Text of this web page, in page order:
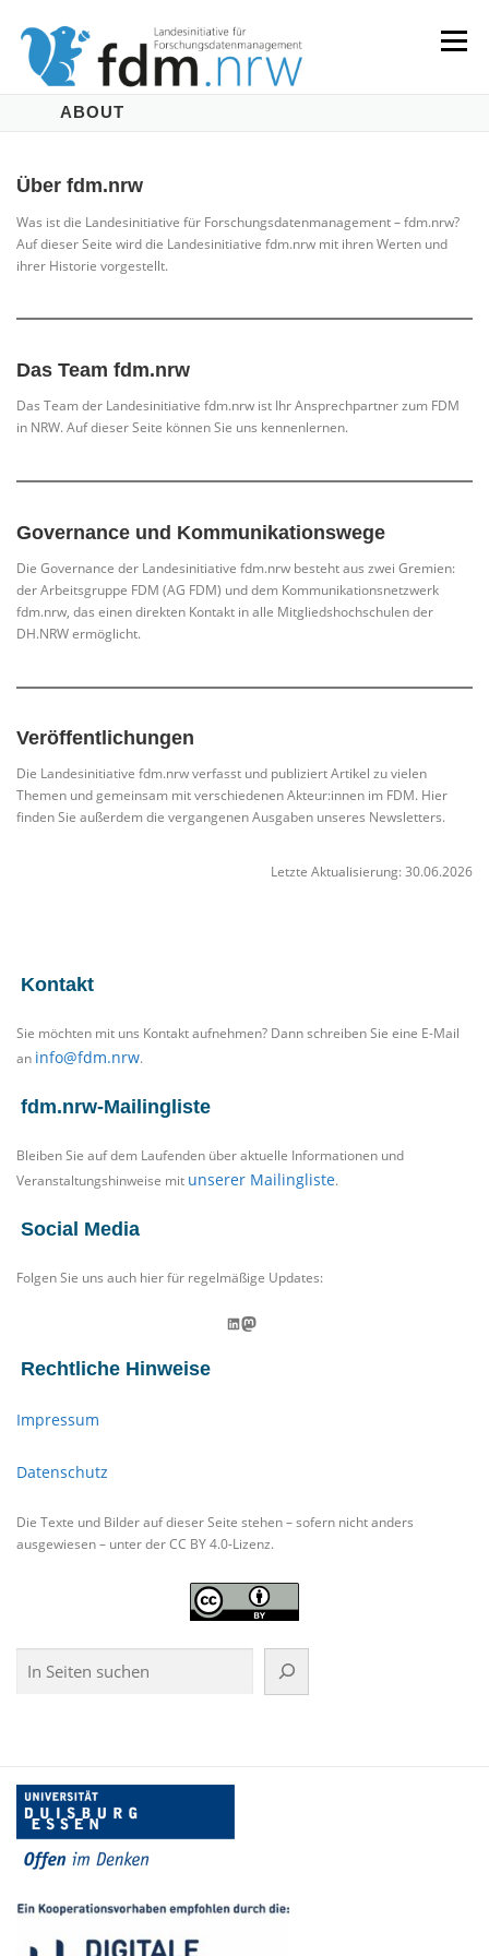
Inhalt
springen
Menü
KOMPETENZEN & VERANSTALTUNGEN ABOUT
ABOUT
Über fdm.nrw
Was ist die Landesinitiative für Forschungsdatenmanagement – fdm.nrw?
Auf dieser Seite wird die Landesinitiative fdm.nrw mit ihren Werten und
ihrer Historie vorgestellt.
Das Team fdm.nrw
Das Team der Landesinitiative fdm.nrw ist Ihr Ansprechpartner zum FDM
in NRW. Auf dieser Seite können Sie uns kennenlernen.
Governance und Kommunikationswege
Die Governance der Landesinitiative fdm.nrw besteht aus zwei Gremien:
der Arbeitsgruppe FDM (AG FDM) und dem Kommunikationsnetzwerk
fdm.nrw, das einen direkten Kontakt in alle Mitgliedshochschulen der
DH.NRW ermöglicht.
Veröffentlichungen
Die Landesinitiative fdm.nrw verfasst und publiziert Artikel zu vielen
Themen und gemeinsam mit verschiedenen Akteur:innen im FDM. Hier
finden Sie außerdem die vergangenen Ausgaben unseres Newsletters.
Letzte Aktualisierung: 30.06.2026
Kontakt
Sie möchten mit uns Kontakt aufnehmen? Dann schreiben Sie eine E-Mail
an info@fdm.nrw.
fdm.nrw-Mailingliste
Bleiben Sie auf dem Laufenden über aktuelle Informationen und
Veranstaltungshinweise mit unserer Mailingliste.
Social Media
Folgen Sie uns auch hier für regelmäßige Updates:
LinkedIn Mastodon
Rechtliche Hinweise
Impressum
Datenschutz
Die Texte und Bilder auf dieser Seite stehen – sofern nicht anders
ausgewiesen – unter der CC BY 4.0-Lizenz.